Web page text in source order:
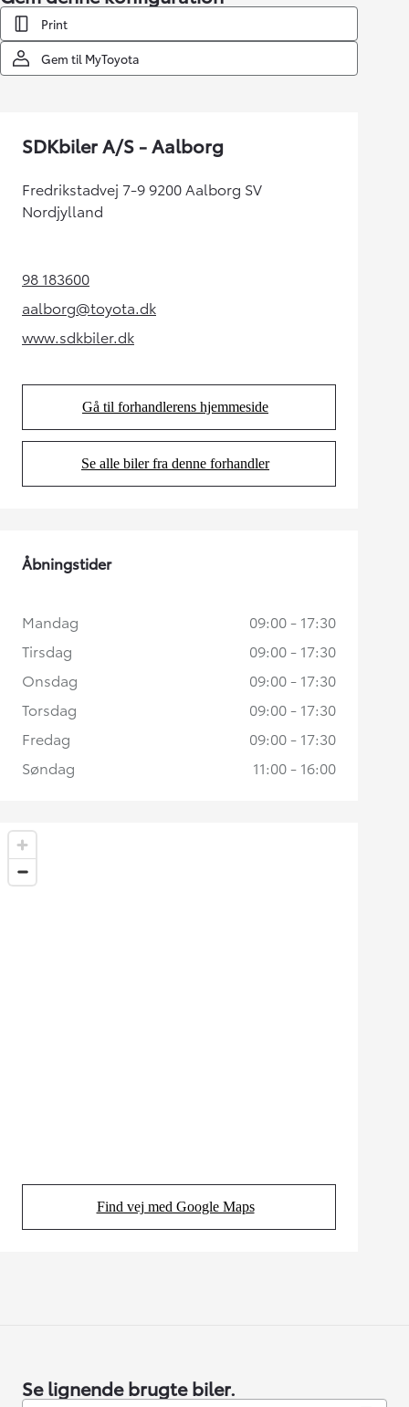
Print
Gem til MyToyota
SDKbiler A/S - Aalborg
Fredrikstadvej 7-9 9200 Aalborg SV
Nordjylland
98 183600(Opens in new tab)
aalborg@toyota.dk
(Opens in new tab)
www.sdkbiler.dk(Opens in new tab)
Gå til forhandlerens hjemmeside
(Opens in new tab)
Se alle biler fra denne forhandler
(Opens in new tab)
Find vej med Google Maps
(Opens in new tab)
Åbningstider
Mandag
09:00 - 17:30
Tirsdag
09:00 - 17:30
Onsdag
09:00 - 17:30
Torsdag
09:00 - 17:30
Fredag
09:00 - 17:30
Søndag
11:00 - 16:00
Se lignende brugte biler.